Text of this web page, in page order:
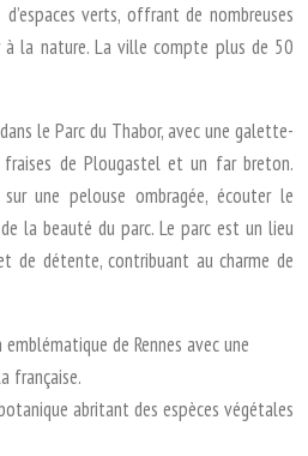
verts, offrant de nombreuses
la nature. La ville compte plus de 50
le Parc du Thabor, avec une galette-
fraises de Plougastel et un far breton.
une pelouse ombragée, écouter le
la beauté du parc. Le parc est un lieu
de détente, contribuant au charme de
de Rennes avec une
française.
abritant des espèces végétales